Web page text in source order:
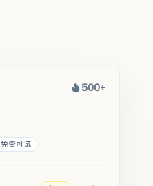
热度
500+
免费可试